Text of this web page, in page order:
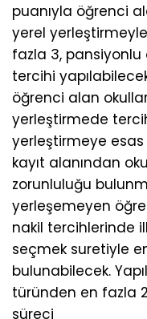
puanıyla öğrenci
yerel
fazla 3,
tercihi
öğrenci alan
yerleştirmede
yerleştirmeye
kayıt alanından
zorunluluğu
yerleşemeyen
nakil tercihlerinde
seçmek suretiyle
bulunabilecek.
türünden en fazla
süreci